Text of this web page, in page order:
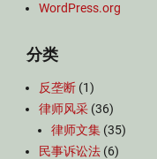
WordPress.org
分类
反垄断 (1)
律师风采 (36)
律师文集 (35)
民事诉讼法 (6)